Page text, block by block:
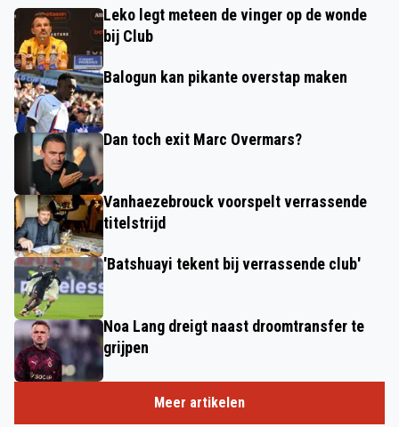
Leko legt meteen de vinger op de wonde
bij Club
Balogun kan pikante overstap maken
Dan toch exit Marc Overmars?
Vanhaezebrouck voorspelt verrassende
titelstrijd
'Batshuayi tekent bij verrassende club'
Noa Lang dreigt naast droomtransfer te
grijpen
Meer artikelen